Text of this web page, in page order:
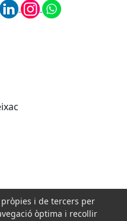
i de tercers per
òptima i recollir